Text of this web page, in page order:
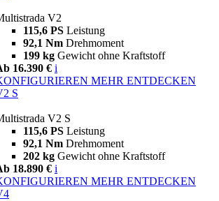
V2
115,6 PS Leistung
92,1 Nm Drehmoment
199 kg Gewicht ohne Kraftstoff
16.390 € i
MEHR ENTDECKEN
S
V2 S
115,6 PS Leistung
92,1 Nm Drehmoment
202 kg Gewicht ohne Kraftstoff
18.890 € i
MEHR ENTDECKEN